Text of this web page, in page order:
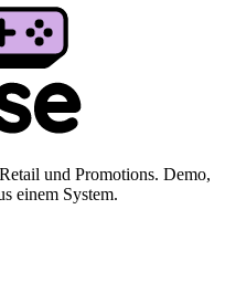
und Promotions. Demo,
einem System.